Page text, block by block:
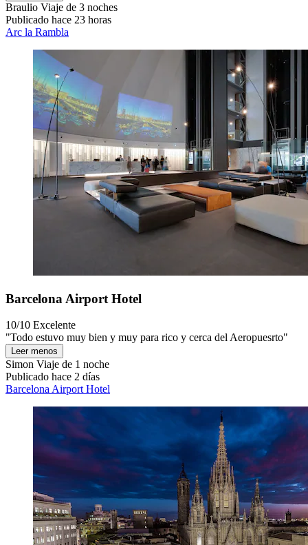
Braulio Viaje de 3 noches
Publicado hace 23 horas
Arc la Rambla
Barcelona Airport Hotel
10/10 Excelente
"Todo estuvo muy bien y muy para rico y cerca del Aeropuesrto"
Leer menos
Simon Viaje de 1 noche
Publicado hace 2 días
Barcelona Airport Hotel